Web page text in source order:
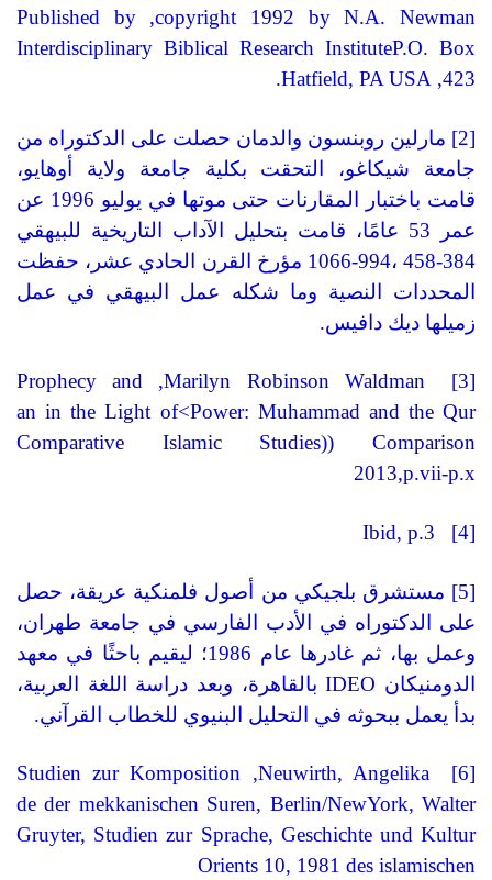
copyright 1992 by N.A. Newman
,
Published by
Interdisciplinary Biblical Research InstituteP.O. Box
423
,
Hatfield, PA USA
.
[2]
مارلين روبنسون والدمان حصلت على الدكتوراه من
جامعة شيكاغو، التحقت بكلية جامعة ولاية أوهايو،
قامت باختبار المقارنات حتى موتها في يوليو
عن
عمر
عامًا، قامت بتحليل الآداب التاريخية للبيهقي
384-458
،994-1066
مؤرخ القرن الحادي عشر، حفظت
المحددات النصية وما شكله عمل البيهقي في عمل
زميلها ديك دافيس.
[3]
Marilyn Robinson Waldman
,
Prophecy and
Power: Muhammad and the Qur
>
an in the Light of
Comparison
(
Comparative Islamic Studies)
2013,p.vii-p.x
[4]
Ibid, p.3
[5]
مستشرق بلجيكي من أصول فلمنكية عريقة، حصل
على الدكتوراه في الأدب الفارسي في جامعة طهران،
وعمل بها، ثم غادرها عام
؛ ليقيم باحثًا في معهد
الدومنيكان IDEO بالقاهرة، وبعد دراسة اللغة العربية،
بدأ يعمل ببحوثه في التحليل البنيوي للخطاب القرآني.
[6]
Neuwirth, Angelika
,
Studien zur Komposition
der mekkanischen Suren, Berlin/NewYork, Walter
de
Gruyter, Studien zur Sprache, Geschichte und Kultur
des islamischen
Orients 10, 1981